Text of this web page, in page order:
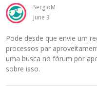
SergioM
June 3
Pode desde que envie um
processos par
uma busca no fórum por
sobre isso.